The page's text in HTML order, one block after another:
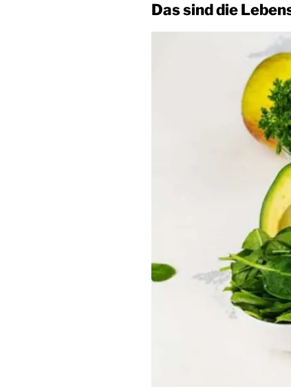
Das sind die